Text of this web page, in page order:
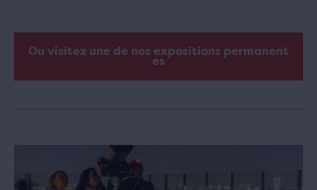
Ou visitez une de nos expositions permanent
es